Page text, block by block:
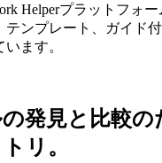
Helperプラットフォ
テンプレート、ガイド
ます。
の発見と比較
リ。